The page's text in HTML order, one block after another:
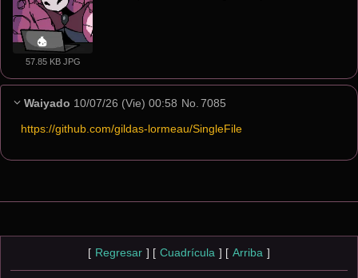
57.85 KB JPG
Waiyado 10/07/26 (Vie) 00:58 No. 7085
https://github.com/gildas-lormeau/SingleFile
[ Regresar ] [ Cuadrícula ] [ Arriba ]